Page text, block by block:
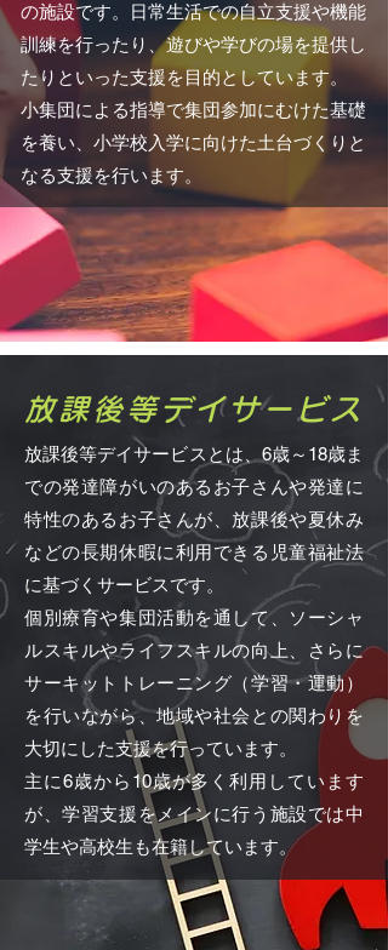
の施設です。日常生活での自立支援や機能
訓練を行ったり、遊びや学びの場を提供し
たりといった支援を目的としています。
小集団による指導で集団参加にむけた基礎
を養い、小学校入学に向けた土台づくりと
なる支援を行います。
放課後等デイサービス
放課後等デイサービスとは、6歳～18歳ま
での発達障がいのあるお子さんや発達に
特性のあるお子さんが、放課後や夏休み
などの長期休暇に利用できる児童福祉法
に基づくサービスです。
個別療育や集団活動を通して、ソーシャ
ルスキルやライフスキルの向上、さらに
サーキットトレーニング（学習・運動）
を行いながら、地域や社会との関わりを
大切に した支援を行っています。
主に6歳から10歳が多く利用しています
が、学習支援をメインに行う施設では中
学生や高校生も在籍しています​。